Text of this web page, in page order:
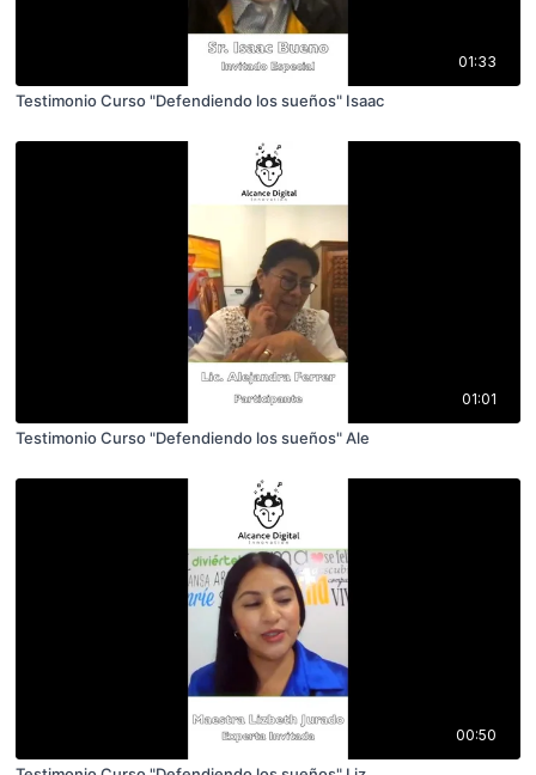
01:33
Testimonio Curso "Defendiendo los sueños" Isaac
01:01
Testimonio Curso "Defendiendo los sueños" Ale
00:50